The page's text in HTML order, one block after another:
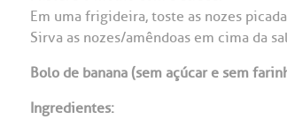
Em uma frigideira, toste as nozes
Sirva as nozes/amêndoas em cima da
Bolo de banana (sem açúcar e sem
Ingredientes: